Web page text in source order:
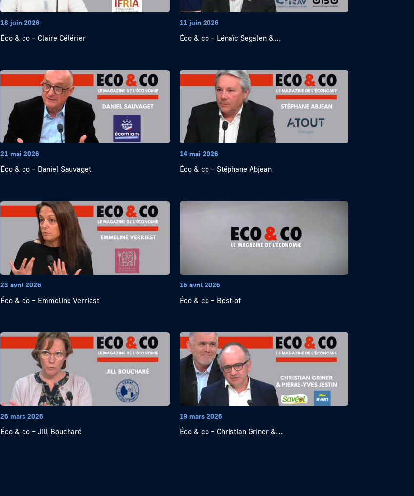
18 juin 2026
Éco & co – Claire Célérier
11 juin 2026
Éco & co – Lénaïc Segalen &...
21 mai 2026
Éco & co – Daniel Sauvaget
14 mai 2026
Éco & co – Stéphane Abjean
23 avril 2026
Éco & co – Emmeline Verriest
16 avril 2026
Éco & co – Best-of
26 mars 2026
Éco & co – Jill Boucharé
19 mars 2026
Éco & co – Christian Griner &...